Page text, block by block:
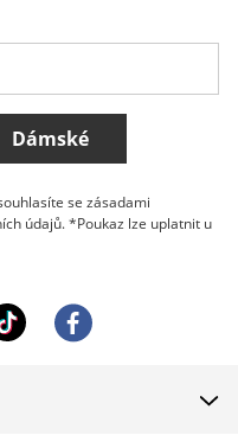
Norge
Dámské
se zásadami
údajů. *Poukaz lze uplatnit u